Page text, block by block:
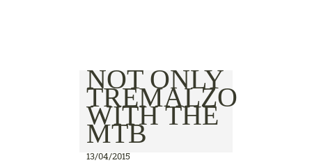
NOT ONLY
TREMALZO
WITH THE
MTB
13/04/2015